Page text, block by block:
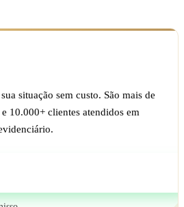
situação sem custo. São mais de
10.000+ clientes atendidos em